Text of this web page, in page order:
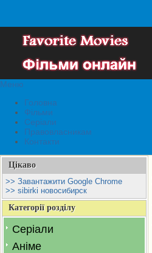
Меню
Головна
Фільми
Серіали
Правовласникам
Контакти
Цікаво
>> Завантажити Google Chrome
>> sibirki новосибирск
Категорії розділу
Серіали
Аніме